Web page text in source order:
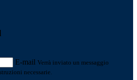
E-mail Verrà inviato un messaggio
necessarie.